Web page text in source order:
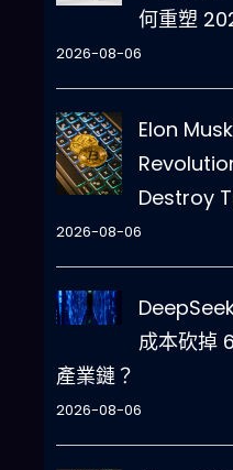
何重塑
2026-08-06
Elon
Destroy
2026-08-06
成本砍掉
產業鏈？
2026-08-06